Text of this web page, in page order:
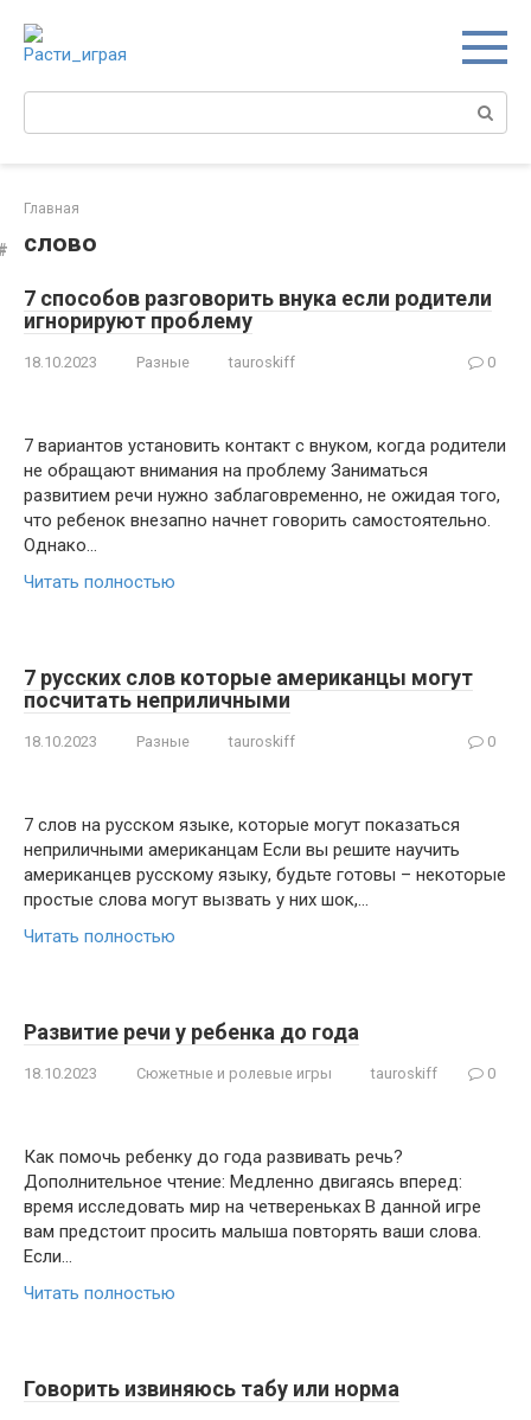
контенту
Поиск:
Главная
слово
7 способов разговорить внука если родители
игнорируют проблему
18.10.2023 Разные tauroskiff 0
7 вариантов установить контакт с внуком, когда родители
не обращают внимания на проблему Заниматься
развитием речи нужно заблаговременно, не ожидая того,
что ребенок внезапно начнет говорить самостоятельно.
Однако…
Читать полностью
7 русских слов которые американцы могут
посчитать неприличными
18.10.2023 Разные tauroskiff 0
7 слов на русском языке, которые могут показаться
неприличными американцам Если вы решите научить
американцев русскому языку, будьте готовы – некоторые
простые слова могут вызвать у них шок,…
Читать полностью
Развитие речи у ребенка до года
18.10.2023 Сюжетные и ролевые игры tauroskiff 0
Как помочь ребенку до года развивать речь?
Дополнительное чтение: Медленно двигаясь вперед:
время исследовать мир на четвереньках В данной игре
вам предстоит просить малыша повторять ваши слова.
Если…
Читать полностью
Говорить извиняюсь табу или норма